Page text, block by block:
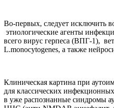
Во-первых, следует исключить
этиологические агенты
всего вирус герпеса (ВПГ-1),
L.monocytogenes, а также
Клиническая картина при
для классических
в уже распознанные синдромы